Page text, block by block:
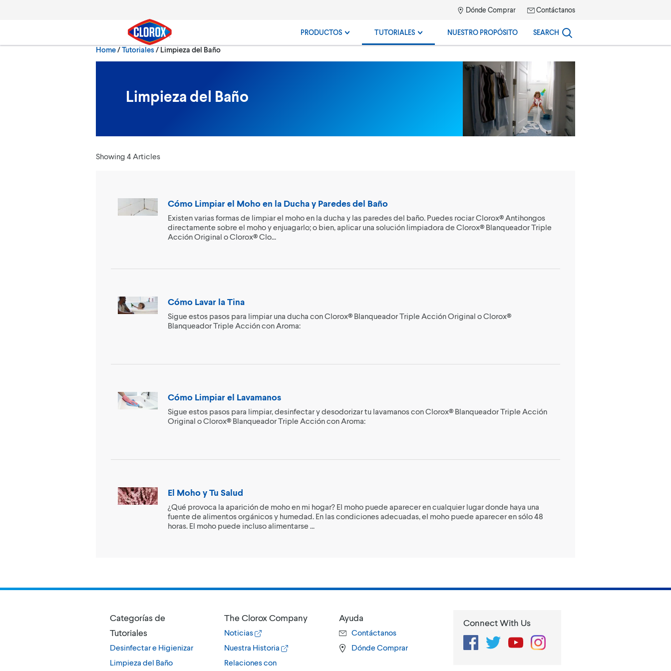
Dónde Comprar Contáctanos
PRODUCTOS TUTORIALES NUESTRO PROPÓSITO SEARCH
Home/Tutoriales Current:
Limpieza del Baño
Limpieza del Baño
Showing 4 Articles
Cómo Limpiar el Moho en la Ducha y Paredes del Baño
Existen varias formas de limpiar el moho en la ducha y las paredes del baño. Puedes rociar Clorox® Antihongos
directamente sobre el moho y enjuagarlo; o bien, aplicar una solución limpiadora de Clorox® Blanqueador Triple
Acción Original o Clorox® Clo...
Cómo Lavar la Tina
Sigue estos pasos para limpiar una ducha con Clorox® Blanqueador Triple Acción Original o Clorox®
Blanqueador Triple Acción con Aroma:
Cómo Limpiar el Lavamanos
Sigue estos pasos para limpiar, desinfectar y desodorizar tu lavamanos con Clorox® Blanqueador Triple Acción
Original o Clorox® Blanqueador Triple Acción con Aroma:
El Moho y Tu Salud
¿Qué provoca la aparición de moho en mi hogar? El moho puede aparecer en cualquier lugar donde haya una
fuente de alimentos orgánicos y humedad. En las condiciones adecuadas, el moho puede aparecer en sólo 48
horas. El moho puede incluso alimentarse ...
Categorías de
Tutoriales
Desinfectar e Higienizar
Limpieza del Baño
The Clorox Company
Noticias
Nuestra Historia
Relaciones con
Ayuda
Contáctanos
Dónde Comprar
Connect With Us
FacebookTwitterYouTubeInstagram